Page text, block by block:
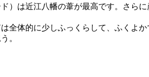
）は近江八幡の葦が最高です。さら
全体的に少しふっくらして、ふくよ
。